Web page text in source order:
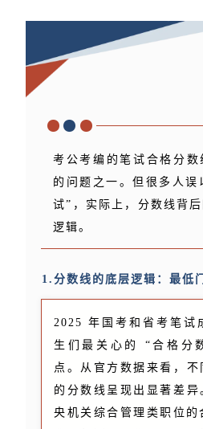
考公考编的笔试合格分
的问题之一。但很多人误
试”，实际上，分数线背
逻辑。
1.分数线的底层逻辑：最低
2025 年国考和省考笔试
生们最关心的 “合格分
点。从官方数据来看，不
的分数线呈现出显著差异
央机关综合管理类职位